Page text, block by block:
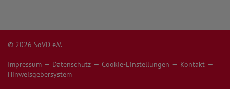
© 2026 SoVD e.V.
Impressum Datenschutz Cookie-Einstellungen
Kontakt
Hinweisgebersystem